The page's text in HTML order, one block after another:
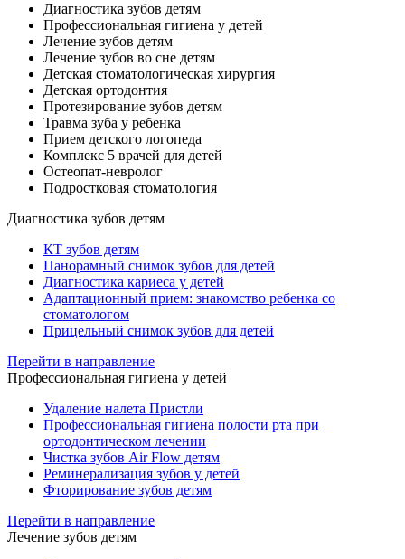
Диагностика зубов детям
Профессиональная гигиена у детей
Лечение зубов детям
Лечение зубов во сне детям
Детская стоматологическая хирургия
Детская ортодонтия
Протезирование зубов детям
Травма зуба у ребенка
Прием детского логопеда
Комплекс 5 врачей для детей
Остеопат-невролог
Подростковая стоматология
Диагностика зубов детям
КТ зубов детям
Панорамный снимок зубов для детей
Диагностика кариеса у детей
Адаптационный прием: знакомство ребенка со
стоматологом
Прицельный снимок зубов для детей
Перейти в направление
Профессиональная гигиена у детей
Удаление налета Пристли
Профессиональная гигиена полости рта при
ортодонтическом лечении
Чистка зубов Air Flow детям
Реминерализация зубов у детей
Фторирование зубов детям
Перейти в направление
Лечение зубов детям